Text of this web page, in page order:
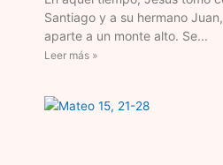
Santiago y a su hermano
aparte a un monte alto. Se
Leer más »